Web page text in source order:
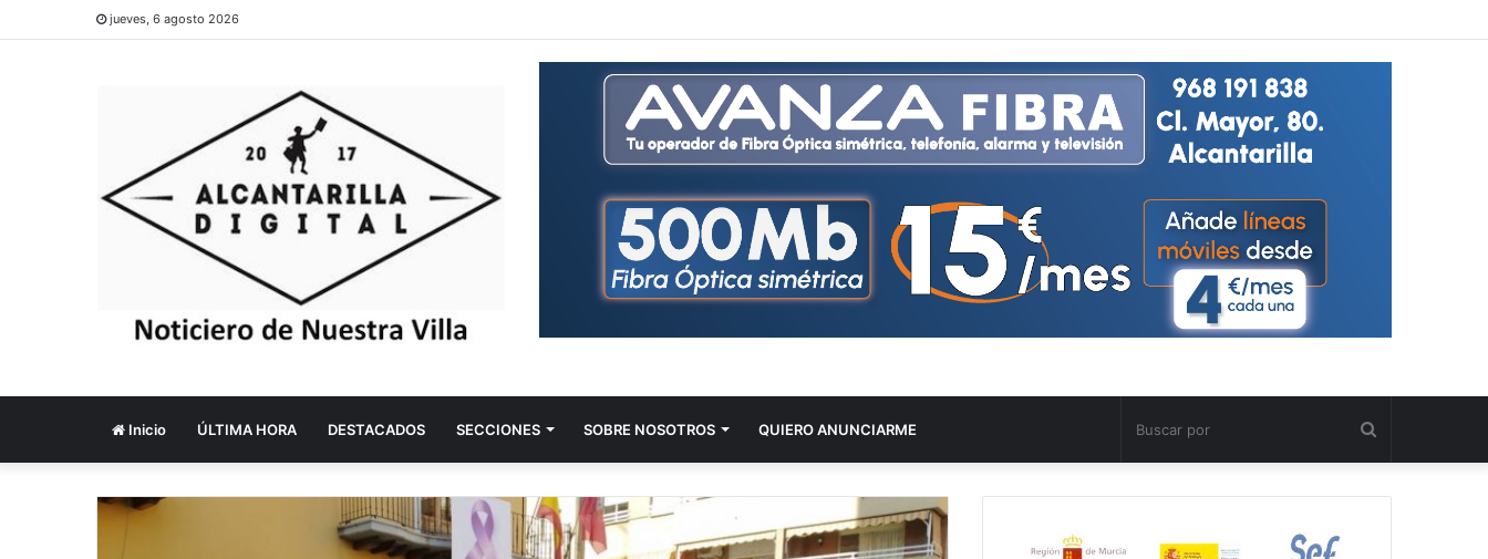
jueves, 6 agosto 2026
Inicio ÚLTIMA HORA DESTACADOS SECCIONES SOBRE NOSOTROS QUIERO ANUNCIARME
por